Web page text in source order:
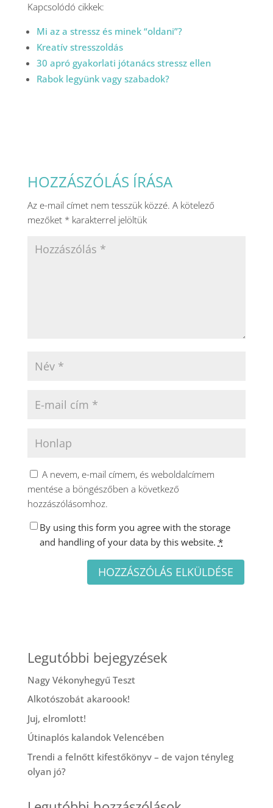
Kapcsolódó cikkek:
Mi az a stressz és minek “oldani”?
Kreatív stresszoldás
30 apró gyakorlati jótanács stressz ellen
Rabok legyünk vagy szabadok?
HOZZÁSZÓLÁS ÍRÁSA
Az e-mail címet nem tesszük közzé. A kötelező
mezőket *karakterrel jelöltük
A nevem, e-mail címem, és weboldalcímem
mentése a böngészőben a következő
hozzászólásomhoz.
By using this form you agree with the storage
and handling of your data by this website. *
Legutóbbi bejegyzések
Nagy Vékonyhegyű Teszt
Alkotószobát akaroook!
Juj, elromlott!
Útinaplós kalandok Velencében
Trendi a felnőtt kifestőkönyv – de vajon tényleg
olyan jó?